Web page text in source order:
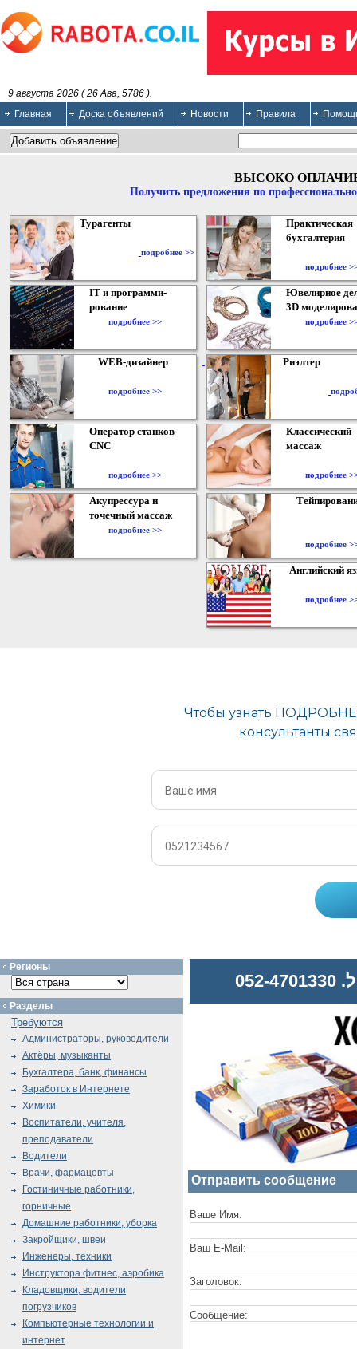
9 августа 2026 ( 26 Ава, 5786 ).
Главная
Доска объявлений Новости Правила
ВЫСОКО
Получить предложения по
Турагенты
подробнее >>
Практическая
бухгалтерия
подробнее
IT и программи-
рование
подробнее >>
Ювелирное
3D
подробнее
WEB-дизайнер
подробнее >>
Риэлтер
Оператор станков
CNC
подробнее >>
Классический
массаж
подробнее
Акупрессура и
точечный массаж
подробнее >>
подробнее
Английский
подробнее
Отправить сообщение
Ваше Имя:
Ваш E-Mail:
Заголовок:
Сообщение:
Регионы
Разделы
Требуются
Администраторы, руководители
Актёры, музыканты
Бухгалтера, банк, финансы
Заработок в Интернете
Химики
Воспитатели, учителя,
преподаватели
Водители
Врачи, фармацевты
Гостиничные работники,
горничные
Домашние работники, уборка
Закройщики, швеи
Инженеры, техники
Инструктора фитнес, аэробика
Кладовщики, водители
погрузчиков
Компьютерные технологии и
интернет